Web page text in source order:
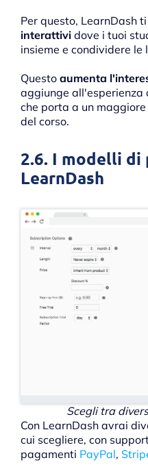
Per questo, LearnDash ti
interattivi dove i tuoi
insieme e condividere le
Questo aumenta
aggiunge all'esperienza
che porta a un
del corso.
2.6. I modelli di
LearnDash
Scegli tra
Con LearnDash avrai
cui scegliere, con
pagamenti PayPal,